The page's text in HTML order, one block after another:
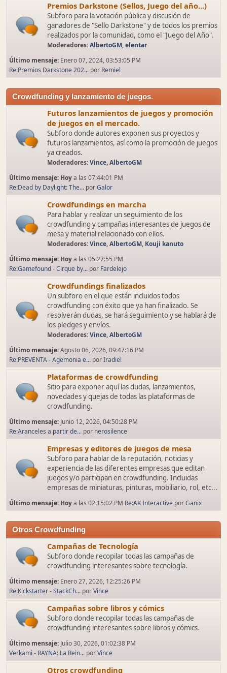
Premios Darkstone (Sellos, Juego del año...)
Subforo para la votación pública y discusión de
ganadores de "Sello Darkstone" y de todos los premios
realizados por la comunidad, como el "Juego del Año".
Moderadores:AlbertoGM,elentar
Último mensaje: Enero 07, 2024, 03:53:05 PM
Re:Premios Darkstone 202... por Remiel
Crowdfunding y lanzamiento de juegos.
Futuros lanzamientos de juegos y promoción
de juegos en el mercado.
Subforo donde autores exponen sus proyectos y
futuros lanzamientos, así como la promoción de juegos
ya creados.
Moderadores:Vince,AlbertoGM
Último mensaje: Hoya las 07:44:01 PM
Re:Dead by Daylight: The... porGalor
Crowdfundings en marcha
Para hablar y realizar un seguimiento de los
crowdfunding y campañas interesantes de juegos de
mesa y material relacionado con ellos.
Moderadores:Vince,AlbertoGM, Kouji kanuto
Último mensaje: Hoya las 05:27:55 PM
Re:Gamefound - Cirque by... por Fardelejo
Crowdfundings finalizados
Un subforo en el que están incluidos todos
crowdfunding con éxito que ya han finalizado. Se
resolverán dudas, se hará seguimiento y se hablará de
los pledges y envíos.
Moderadores:Vince,AlbertoGM
Último mensaje:Agosto 06, 2026, 09:47:16 PM
Re:PREVENTA - Agemonia e... porIradiel
Plataformas de crowdfunding
Sitio para exponer aquí las dudas, lanzamientos,
novedades y quejas de todas las plataformas de
crowdfunding.
Último mensaje: Junio 12, 2026, 04:50:28 PM
Re:Aranceles a partir de... por herosilence
Empresas y editores de juegos de mesa
Subforo para hablar de la reputación, noticias y
experiencia de las diferentes empresas que editan
juegos y/o participan en crowdfunding. Incluidas
empresas de miniaturas, pinturas, mobiliario, rol, etc...
Último mensaje: Hoya las 02:15:02 PM Re:AK Interactive porGanix
Otros Crowdfunding
Campañas de Tecnología
Subforo donde recopilar todas las campañas de
crowdfunding interesantes sobre tecnología.
Último mensaje: Enero 27, 2026, 12:25:26 PM
Re:Kickstarter - StackCh... porVince
Campañas sobre libros y cómics
Subforo donde recopilar todas las campañas de
crowdfunding interesantes sobre libros y cómics.
Último mensaje: Julio 30, 2026, 01:02:38 PM
Verkami - RAYNA: La Rein... porVince
Otros crowdfunding